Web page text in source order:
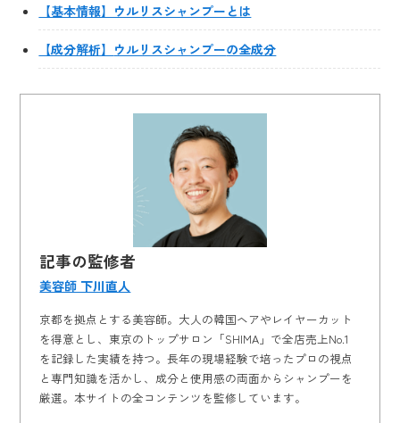
【基本情報】ウルリスシャンプーとは
【成分解析】 ウルリスシャンプーの全成分
記事の監修者
美容師 下川直人
京都を拠点とする美容師。大人の韓国ヘアやレイヤーカット
を得意とし、東京のトップサロン「SHIMA」で全店売上No.1
を記録した実績を持つ。長年の現場経験で培ったプロの視点
と専門知識を活かし、成分と使用感の両面からシャンプーを
厳選。本サイトの全コンテンツを監修しています。